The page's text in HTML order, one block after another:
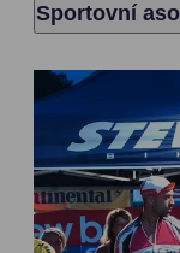
Sportovní